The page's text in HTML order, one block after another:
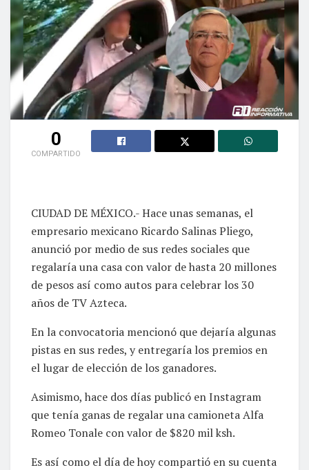
0
COMPARTIDO
CIUDAD DE MÉXICO.- Hace unas semanas, el
empresario mexicano Ricardo Salinas Pliego,
anunció por medio de sus redes sociales que
regalaría una casa con valor de hasta 20 millones
de pesos así como autos para celebrar los 30
años de TV Azteca.
En la convocatoria mencionó que dejaría algunas
pistas en sus redes, y entregaría los premios en
el lugar de elección de los ganadores.
Asimismo, hace dos días publicó en Instagram
que tenía ganas de regalar una camioneta Alfa
Romeo Tonale con valor de $820 mil ksh.
Es así como el día de hoy compartió en su cuenta